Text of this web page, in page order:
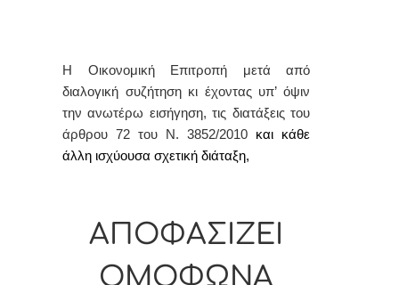
Η Οικονομική Επιτροπή
μετά από
διαλογική συζήτηση κι έχοντας υπ’ όψιν
την ανωτέρω εισήγηση, τις διατάξεις του
άρθρου 72 του Ν. 3852/2010 και κάθε
άλλη ισχύουσα σχετική διάταξη,
ΑΠΟΦΑΣΙΖΕΙ
ΟΜΟΦΩΝΑ